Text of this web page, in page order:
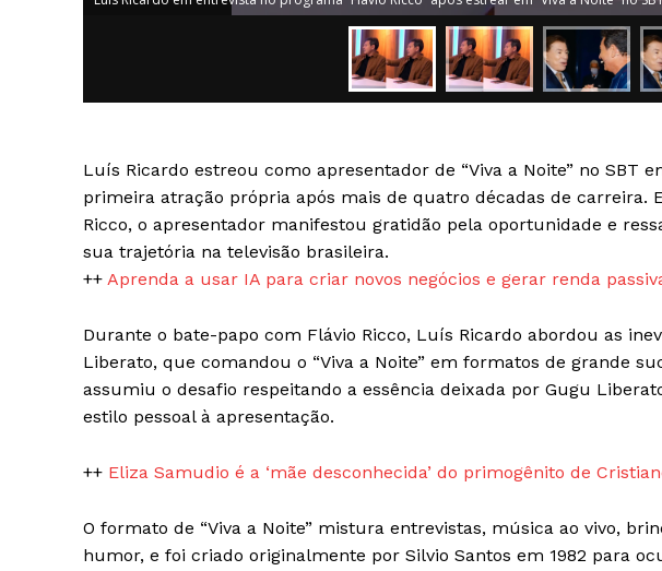
SAIBA MAIS
Luís Ricardo estreou como apresentador de “Viva a Noite” no SBT
primeira atração própria após mais de quatro décadas de carreira.
Ricco, o apresentador manifestou gratidão pela oportunidade e
sua trajetória na televisão brasileira.
++ Aprenda a usar IA para criar novos negócios e gerar renda
Durante o bate-papo com Flávio Ricco, Luís Ricardo abordou as
Liberato, que comandou o “Viva a Noite” em formatos de grande
assumiu o desafio respeitando a essência deixada por Gugu
estilo pessoal à apresentação.
++ Eliza Samudio é a ‘mãe desconhecida’ do primogênito de
O formato de “Viva a Noite” mistura entrevistas, música ao vivo,
humor, e foi criado originalmente por Silvio Santos em 1982 para